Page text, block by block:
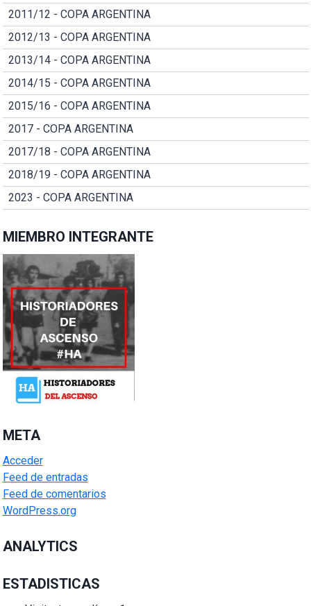
2011/12 - COPA ARGENTINA
2012/13 - COPA ARGENTINA
2013/14 - COPA ARGENTINA
2014/15 - COPA ARGENTINA
2015/16 - COPA ARGENTINA
2017 - COPA ARGENTINA
2017/18 - COPA ARGENTINA
2018/19 - COPA ARGENTINA
2023 - COPA ARGENTINA
MIEMBRO INTEGRANTE
META
Acceder
Feed de entradas
Feed de comentarios
WordPress.org
ANALYTICS
ESTADISTICAS